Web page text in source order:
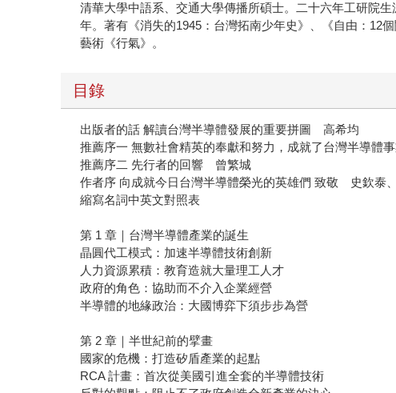
清華大學中語系、交通大學傳播所碩士。二十六年工研院
年。著有《消失的1945：台灣拓南少年史》、《自由：12
藝術《行氣》。
目錄
出版者的話 解讀台灣半導體發展的重要拼圖 高希均
推薦序一 無數社會精英的奉獻和努力，成就了台灣半導體
推薦序二 先行者的回響 曾繁城
作者序 向成就今日台灣半導體榮光的英雄們 致敬 史欽泰
縮寫名詞中英文對照表
第 1 章｜台灣半導體產業的誕生
晶圓代工模式：加速半導體技術創新
人力資源累積：教育造就大量理工人才
政府的角色：協助而不介入企業經營
半導體的地緣政治：大國博弈下須步步為營
第 2 章｜半世紀前的擘畫
國家的危機：打造矽盾產業的起點
RCA 計畫：首次從美國引進全套的半導體技術